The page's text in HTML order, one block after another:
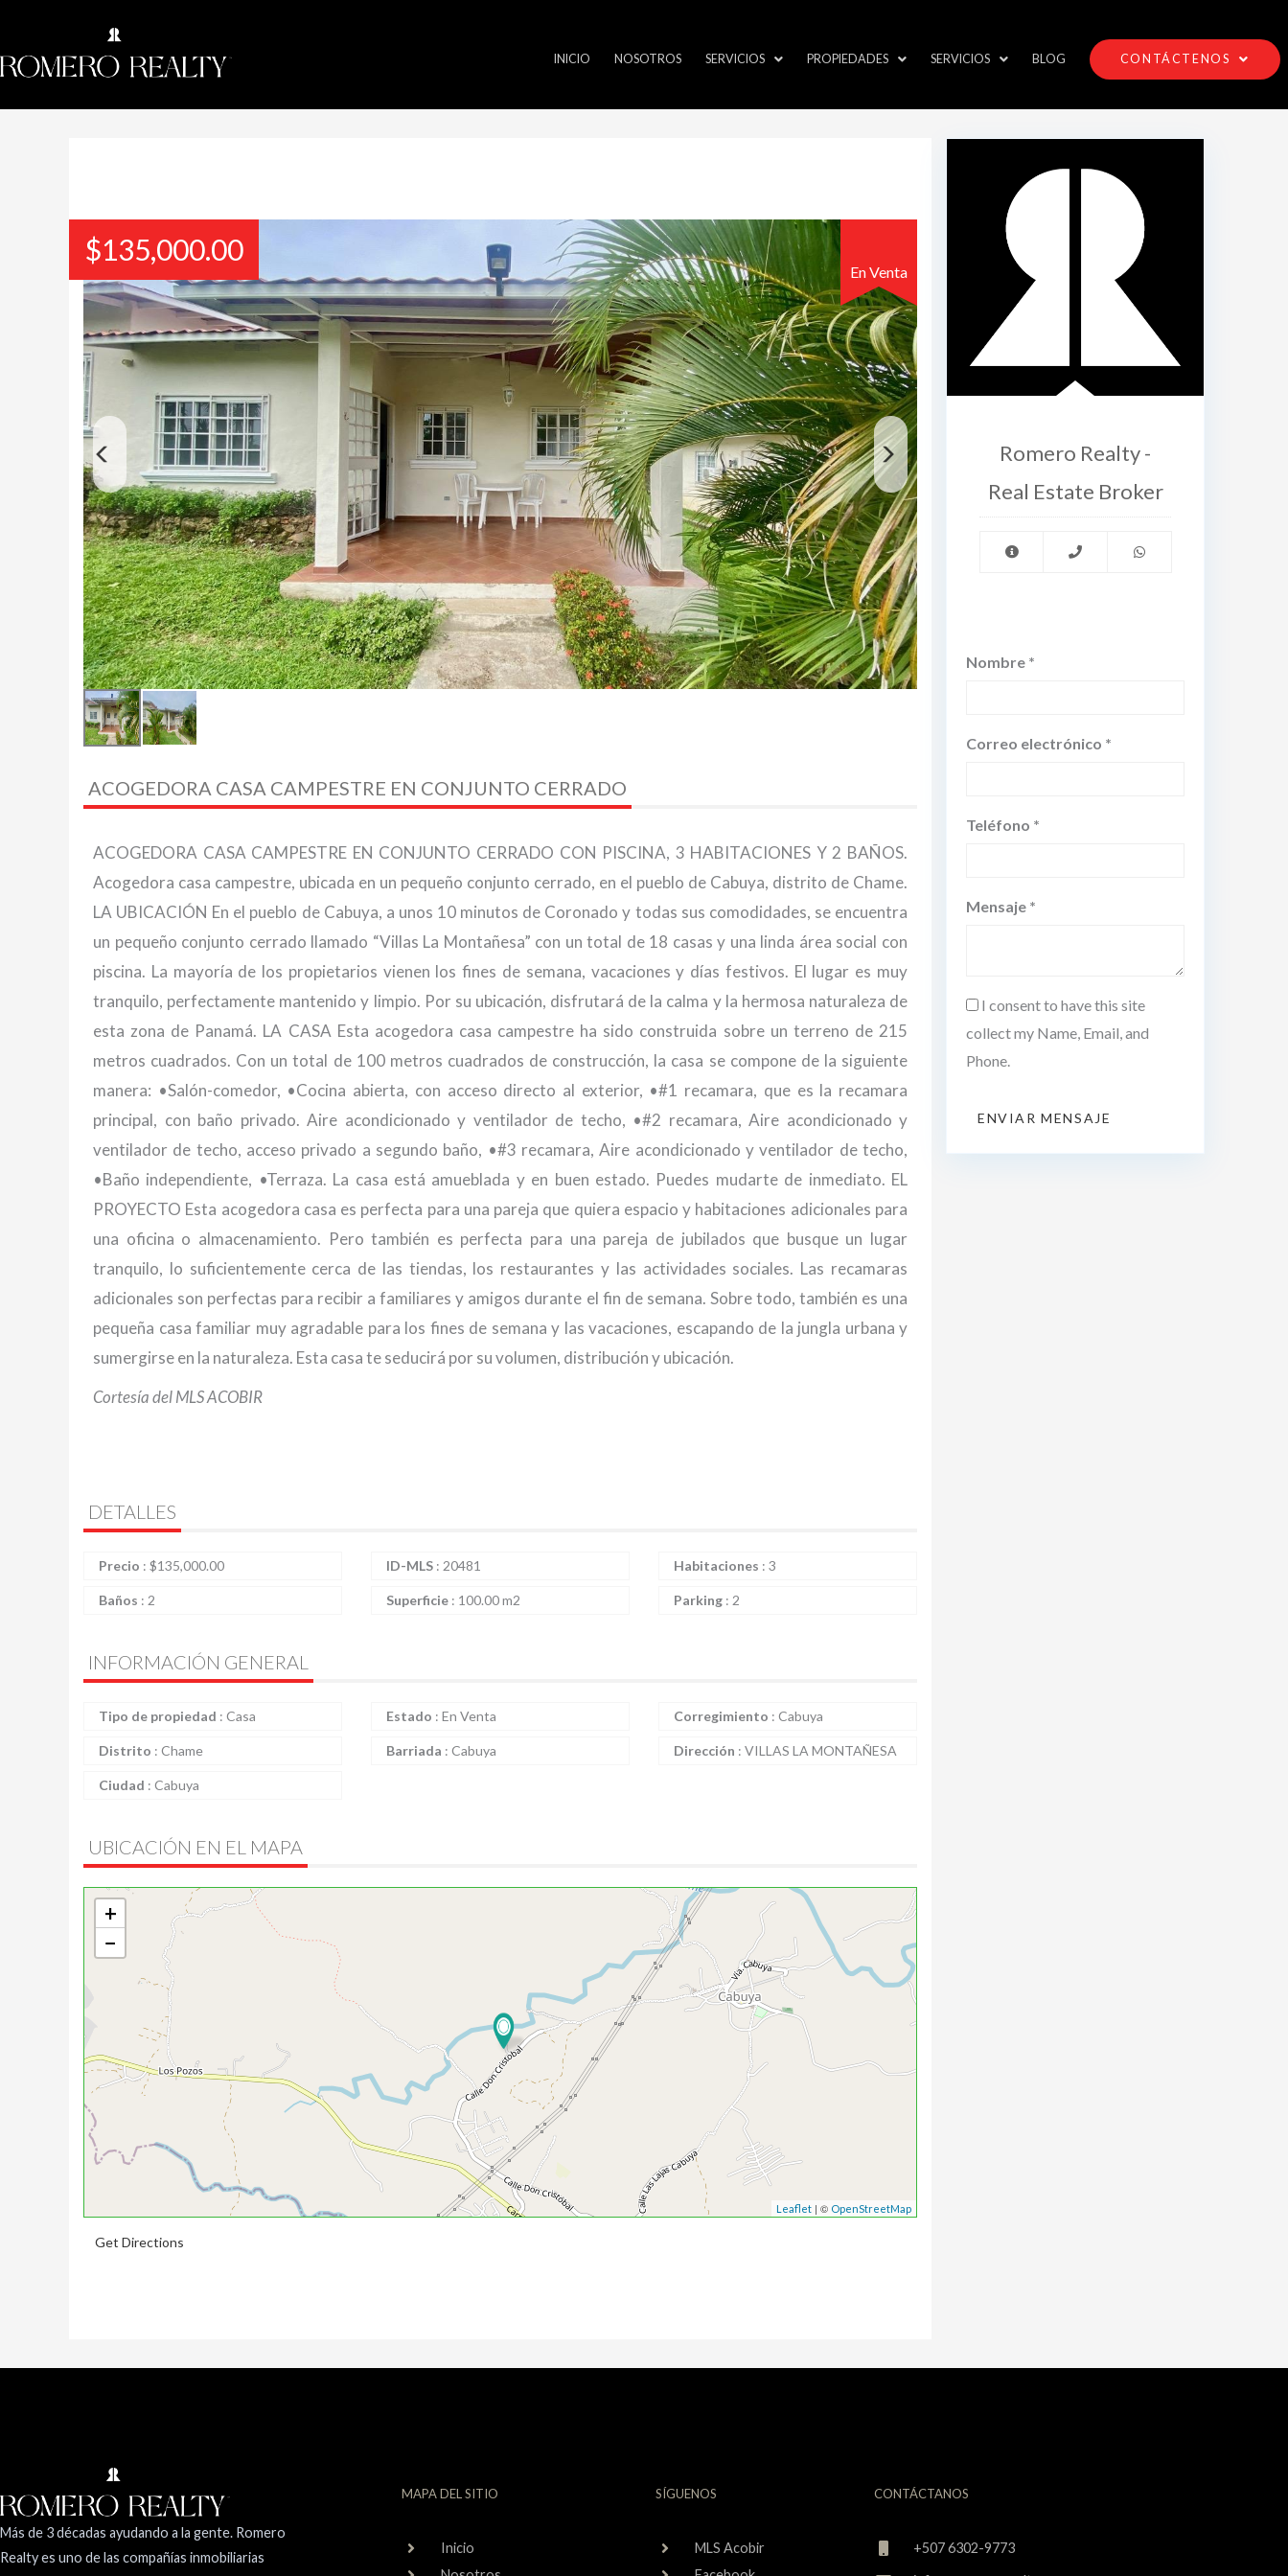
INICIO NOSOTROS SERVICIOS PROPIEDADES SERVICIOS BLOG CONTÁCTENOS
En Venta
$135,000.00
ACOGEDORA CASA CAMPESTRE EN CONJUNTO CERRADO
ACOGEDORA CASA CAMPESTRE EN CONJUNTO CERRADO CON PISCINA, 3 HABITACIONES Y 2 BAÑOS.
Acogedora casa campestre, ubicada en un pequeño conjunto cerrado, en el pueblo de Cabuya, distrito de Chame.
LA UBICACIÓN En el pueblo de Cabuya, a unos 10 minutos de Coronado y todas sus comodidades, se encuentra
un pequeño conjunto cerrado llamado “Villas La Montañesa” con un total de 18 casas y una linda área social con
piscina. La mayoría de los propietarios vienen los fines de semana, vacaciones y días festivos. El lugar es muy
tranquilo, perfectamente mantenido y limpio. Por su ubicación, disfrutará de la calma y la hermosa naturaleza de
esta zona de Panamá. LA CASA Esta acogedora casa campestre ha sido construida sobre un terreno de 215
metros cuadrados. Con un total de 100 metros cuadrados de construcción, la casa se compone de la siguiente
manera: •Salón-comedor, •Cocina abierta, con acceso directo al exterior, •#1 recamara, que es la recamara
principal, con baño privado. Aire acondicionado y ventilador de techo, •#2 recamara, Aire acondicionado y
ventilador de techo, acceso privado a segundo baño, •#3 recamara, Aire acondicionado y ventilador de techo,
•Baño independiente, •Terraza. La casa está amueblada y en buen estado. Puedes mudarte de inmediato. EL
PROYECTO Esta acogedora casa es perfecta para una pareja que quiera espacio y habitaciones adicionales para
una oficina o almacenamiento. Pero también es perfecta para una pareja de jubilados que busque un lugar
tranquilo, lo suficientemente cerca de las tiendas, los restaurantes y las actividades sociales. Las recamaras
adicionales son perfectas para recibir a familiares y amigos durante el fin de semana. Sobre todo, también es una
pequeña casa familiar muy agradable para los fines de semana y las vacaciones, escapando de la jungla urbana y
sumergirse en la naturaleza. Esta casa te seducirá por su volumen, distribución y ubicación.
Cortesía del MLS ACOBIR
DETALLES
Precio : $135,000.00 ID-MLS : 20481 Habitaciones : 3
Baños : 2 Superficie : 100.00 m2 Parking : 2
INFORMACIÓN GENERAL
Tipo de propiedad : Casa Estado : En Venta Corregimiento : Cabuya
Distrito : Chame Barriada : Cabuya Dirección : VILLAS LA MONTAÑESA
Ciudad : Cabuya
UBICACIÓN EN EL MAPA
+
−
Leaflet | © OpenStreetMap
Get Directions
Romero Realty -
Real Estate Broker
Nombre *
Correo electrónico *
Teléfono *
Mensaje *
I consent to have this site
collect my Name, Email, and
Phone.
ENVIAR MENSAJE
Más de 3 décadas ayudando a la gente. Romero
Realty es uno de las compañías inmobiliarias
MAPA DEL SITIO
Inicio
SÍGUENOS
MLS Acobir
CONTÁCTANOS
+507 6302-9773